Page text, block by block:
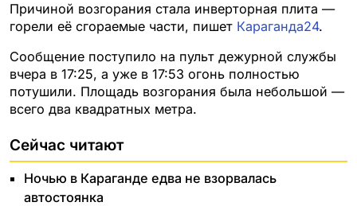
Причиной возгорания стала инверторная плита —
горели её сгораемые части, пишет Караганда24.
Сообщение поступило на пульт дежурной службы
вчера в 17:25, а уже в 17:53 огонь полностью
потушили. Площадь возгорания была небольшой —
всего два квадратных метра.
Сейчас читают
Ночью в Караганде едва не взорвалась
автостоянка